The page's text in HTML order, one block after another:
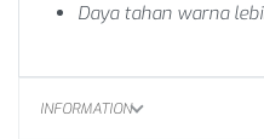
Daya tahan warna
INFORMATION